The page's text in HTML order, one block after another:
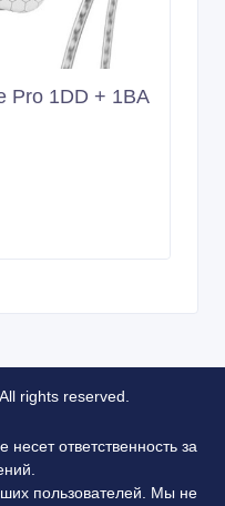
Pro 1DD + 1BA
rights reserved.
ответственность за
пользователей. Мы не